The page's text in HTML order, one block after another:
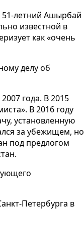
летний Ашырбай
известной в
как «очень
делу об
года. В 2015
В 2016 году
установленную
за убежищем, но
под предлогом
Петербурга в